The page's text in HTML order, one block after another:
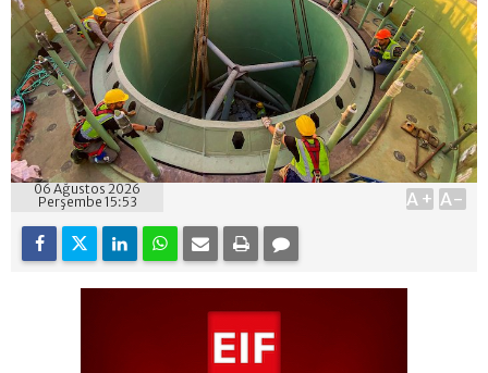
06 Ağustos 2026
Perşembe 15:53
A+ A-